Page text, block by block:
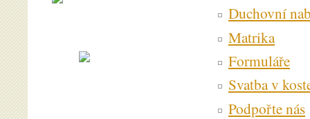
Duchovní
Matrika
Formuláře
Svatba v
Podpořte nás